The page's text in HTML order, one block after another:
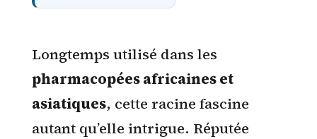
Longtemps utilisé dans les
pharmacopées africaines et
asiatiques, cette racine fascine
autant qu’elle intrigue. Réputée